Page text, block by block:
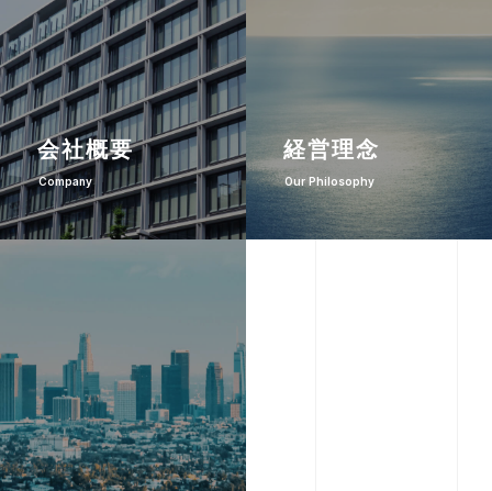
会社概要
Company
経営理念
Our Philosophy